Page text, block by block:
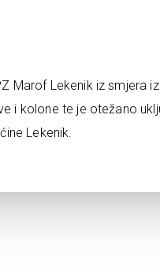
Marof Lekenik iz smjera
i kolone te je otežano
Lekenik.